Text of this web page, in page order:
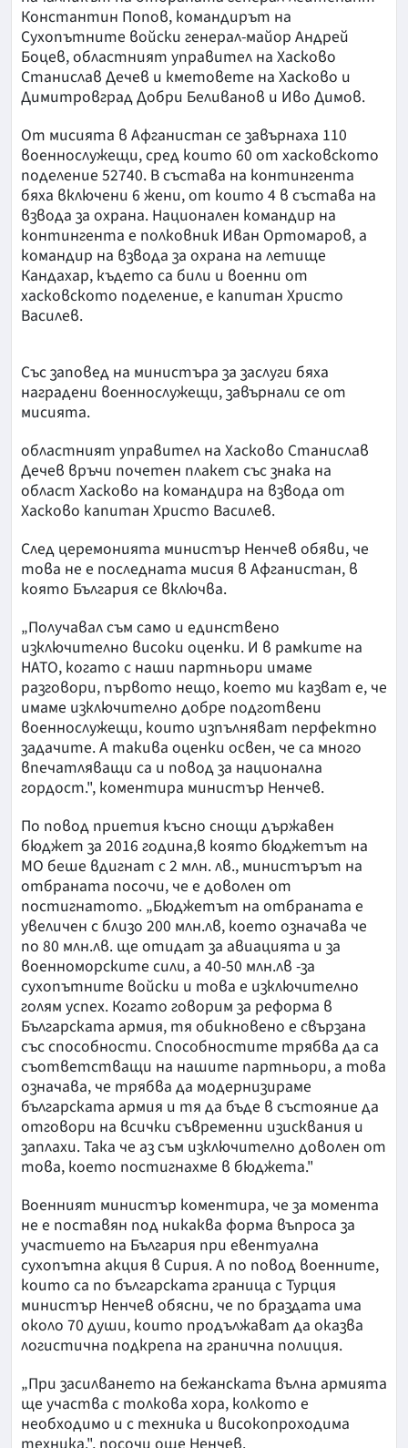
Константин Попов, командирът на
Сухопътните войски генерал-майор Андрей
Боцев, областният управител на Хасково
Станислав Дечев и кметовете на Хасково и
Димитровград Добри Беливанов и Иво Димов.
От мисията в Афганистан се завърнаха 110
военнослужещи, сред които 60 от хасковското
поделение 52740. В състава на контингента
бяха включени 6 жени, от които 4 в състава на
взвода за охрана. Национален командир на
контингента е полковник Иван Ортомаров, а
командир на взвода за охрана на летище
Кандахар, където са били и военни от
хасковското поделение, е капитан Христо
Василев.
Със заповед на министъра за заслуги бяха
наградени военнослужещи, завърнали се от
мисията.
областният управител на Хасково Станислав
Дечев връчи почетен плакет със знака на
област Хасково на командира на взвода от
Хасково капитан Христо Василев.
След церемонията министър Ненчев обяви, че
това не е последната мисия в Афганистан, в
която България се включва.
„Получавал съм само и единствено
изключително високи оценки. И в рамките на
НАТО, когато с наши партньори имаме
разговори, първото нещо, което ми казват е, че
имаме изключително добре подготвени
военнослужещи, които изпълняват перфектно
задачите. А такива оценки освен, че са много
впечатляващи са и повод за национална
гордост.", коментира министър Ненчев.
По повод приетия късно снощи държавен
бюджет за 2016 година,в която бюджетът на
МО беше вдигнат с 2 млн. лв., министърът на
отбраната посочи, че е доволен от
постигнатото. „Бюджетът на отбраната е
увеличен с близо 200 млн.лв, което означава че
по 80 млн.лв. ще отидат за авиацията и за
военноморските сили, а 40-50 млн.лв -за
сухопътните войски и това е изключително
голям успех. Когато говорим за реформа в
Българската армия, тя обикновено е свързана
със способности. Способностите трябва да са
съответстващи на нашите партньори, а това
означава, че трябва да модернизираме
българската армия и тя да бъде в състояние да
отговори на всички съвременни изисквания и
заплахи. Така че аз съм изключително доволен от
това, което постигнахме в бюджета."
Военният министър коментира, че за момента
не е поставян под никаква форма въпроса за
участието на България при евентуална
сухопътна акция в Сирия. А по повод военните,
които са по българската граница с Турция
министър Ненчев обясни, че по браздата има
около 70 души, които продължават да оказва
логистична подкрепа на гранична полиция.
„При засилването на бежанската вълна армията
ще участва с толкова хора, колкото е
необходимо и с техника и високопроходима